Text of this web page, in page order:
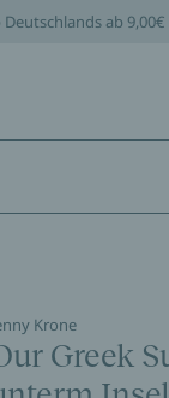
ab
Krone
Greek